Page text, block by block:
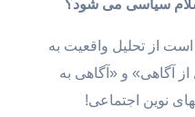
سیاسی می شود؟
از تحلیل واقعیت به
آگاهی» و «آگاهی به
نوین اجتماعی!